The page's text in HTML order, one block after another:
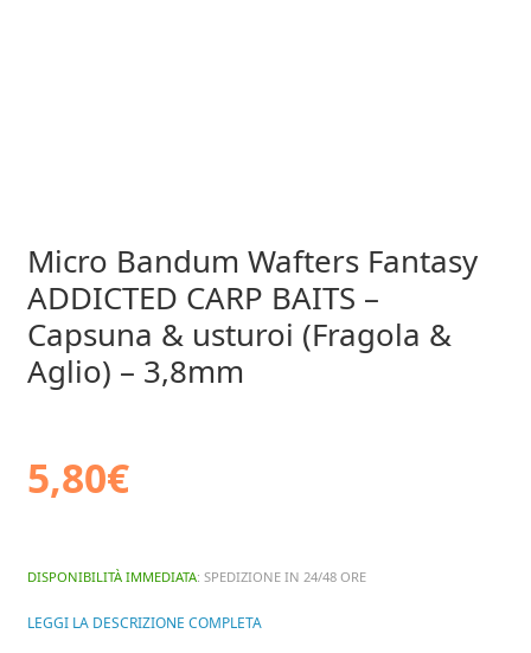
Micro Bandum Wafters Fantasy
ADDICTED CARP BAITS –
Capsuna & usturoi (Fragola &
Aglio) – 3,8mm
5,80€
DISPONIBILITÀ IMMEDIATA: SPEDIZIONE IN 24/48 ORE
LEGGI LA DESCRIZIONE COMPLETA